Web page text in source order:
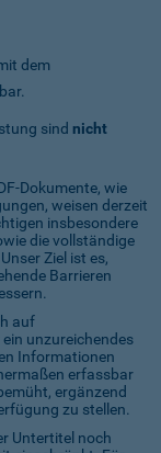
dem
sind nicht
Dokumente, wie
weisen derzeit
insbesondere
die vollständige
Ziel ist es,
Barrieren
auf
unzureichendes
Informationen
erfassbar
ergänzend
zu stellen.
Untertitel noch